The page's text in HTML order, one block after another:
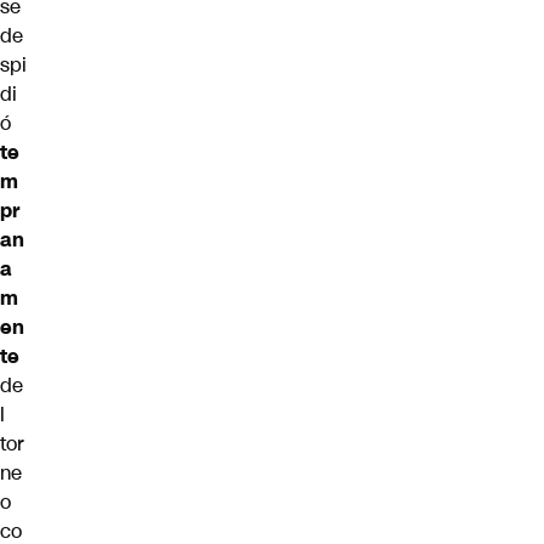
se
de
spi
di
ó
te
m
pr
an
a
m
en
te
de
l
tor
ne
o
co